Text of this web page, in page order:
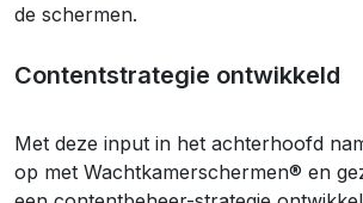
de schermen.
Contentstrategie ontwikkeld
Met deze input in het achterhoofd
op met Wachtkamerschermen® en